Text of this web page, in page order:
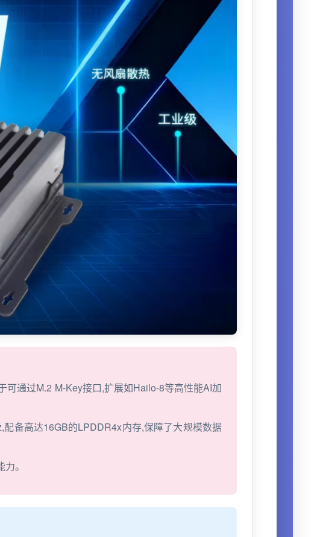
通过M.2 M-Key接口,扩展如Hailo-8等高性能AI加
备高达16GB的LPDDR4x内存,保障了大规模数据
。